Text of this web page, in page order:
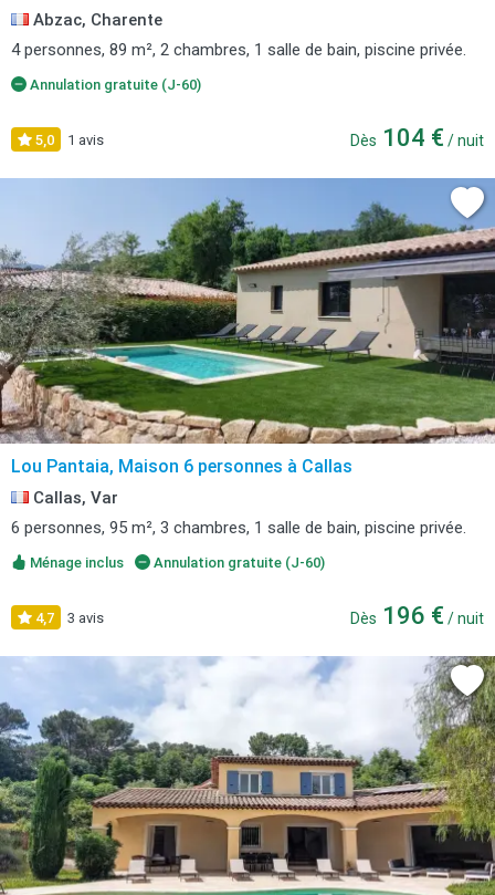
Abzac, Charente
4 personnes, 89 m², 2 chambres, 1 salle de bain, piscine privée.
Annulation gratuite (J-60)
5,0 1 avis Dès 104 € / nuit
Lou Pantaia, Maison 6 personnes à Callas
Callas, Var
6 personnes, 95 m², 3 chambres, 1 salle de bain, piscine privée.
Ménage inclus Annulation gratuite (J-60)
4,7 3 avis Dès 196 € / nuit